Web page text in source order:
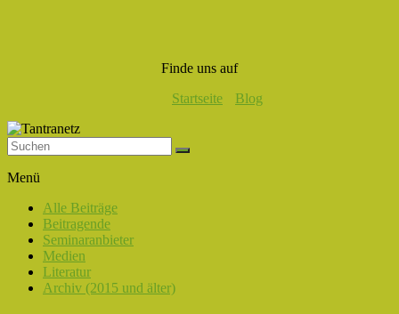
Finde uns auf
Startseite
Blog
Liebe,
Eros
Tantra
Menü
Alle Beiträge
Beitragende
Seminaranbieter
Medien
Literatur
Archiv (2015 und älter)